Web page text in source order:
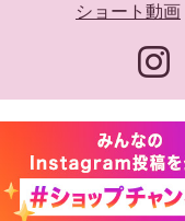
ショート動画